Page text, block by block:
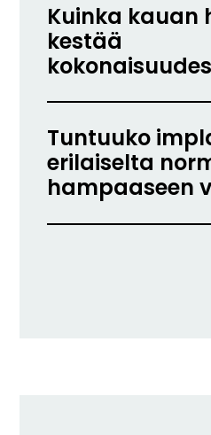
Kuinka kauan
kestää
Tuntuuko
erilaiselta
hampaaseen